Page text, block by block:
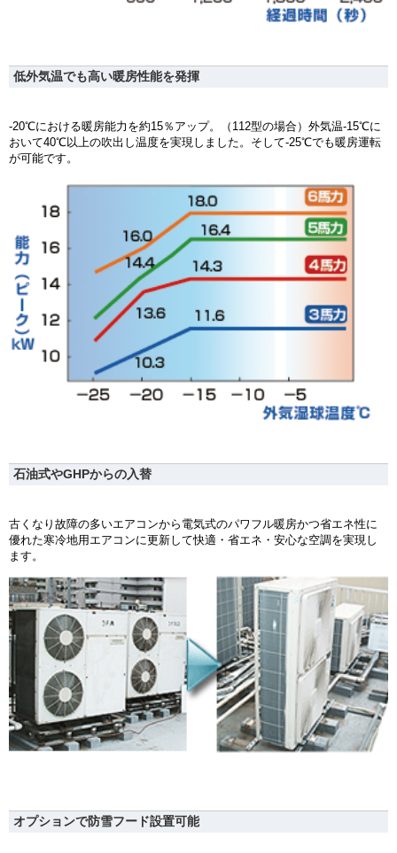
低外気温でも高い暖房性能を発揮
-20℃における暖房能力を約15％アップ。（112型の場合）外気温-15℃に
おいて40℃以上の吹出し温度を実現しました。そして-25℃でも暖房運転
が可能です。
石油式やGHPからの入替
古くなり故障の多いエアコンから電気式のパワフル暖房かつ省エネ性に
優れた寒冷地用エアコンに更新して快適・省エネ・安心な空調を実現し
ます。
オプションで防雪フード設置可能